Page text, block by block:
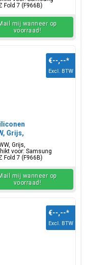
Fold 7 (F966B)
mij wanneer op
voorraad!
Grijs,
MF966CJEGWW
Grijs,
voor: Samsung
Fold 7 (F966B)
€--,--*
Excl. BTW
mij wanneer op
voorraad!
€--,--*
Excl. BTW